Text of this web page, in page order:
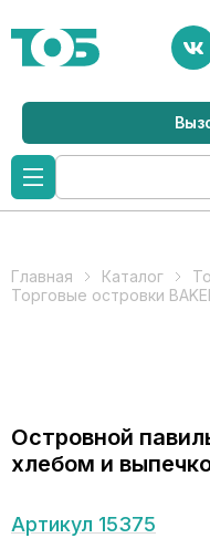
Главная Каталог
Торговые островки
Островной
хлебом и
Артикул 15375